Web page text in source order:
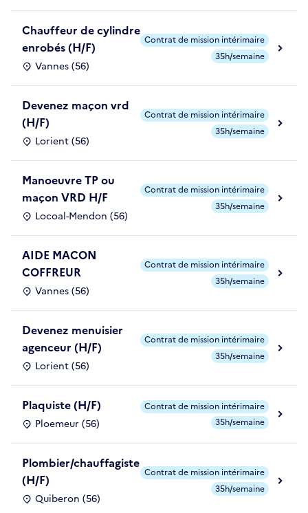
Chauffeur de cylindre
enrobés (H/F)
Vannes (56)
Contrat de mission intérimaire
35h/semaine
Devenez maçon vrd
(H/F)
Lorient (56)
Contrat de mission intérimaire
35h/semaine
Manoeuvre TP ou
maçon VRD H/F
Locoal-Mendon (56)
Contrat de mission intérimaire
35h/semaine
AIDE MACON
COFFREUR
Vannes (56)
Contrat de mission intérimaire
35h/semaine
Devenez menuisier
agenceur (H/F)
Lorient (56)
Contrat de mission intérimaire
35h/semaine
Plaquiste (H/F)
Ploemeur (56)
Contrat de mission intérimaire
35h/semaine
Plombier/chauffagiste
(H/F)
Quiberon (56)
Contrat de mission intérimaire
35h/semaine